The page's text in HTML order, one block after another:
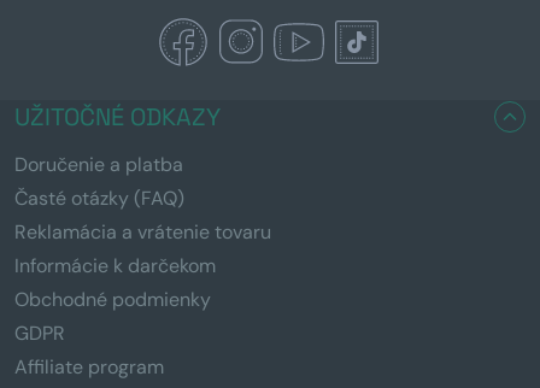
UŽITOČNÉ ODKAZY
Doručenie a platba
Časté otázky (FAQ)
Reklamácia a vrátenie tovaru
Informácie k darčekom
Obchodné podmienky
GDPR
Affiliate program